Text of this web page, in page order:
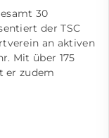
30
der TSC
an aktiven
Mit über 175
er zudem